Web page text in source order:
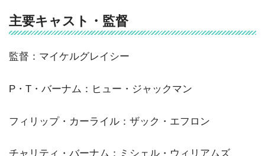
主要キャスト・監督
監督：マイケルグレイシー
P・T・バーナム：ヒュー・ジャックマン
フィリップ・カーライル：ザック・エフロン
チャリティ・バーナム：ミシェル・ウィリアムズ